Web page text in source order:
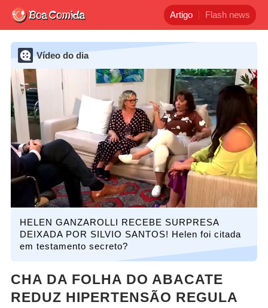
Artigo Flash news
Vídeo do dia
HELEN GANZAROLLI RECEBE SURPRESA
DEIXADA POR SILVIO SANTOS! Helen foi citada
em testamento secreto?
CHA DA FOLHA DO ABACATE
REDUZ HIPERTENSÃO REGULA